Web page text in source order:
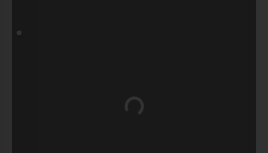
Wird geladen …